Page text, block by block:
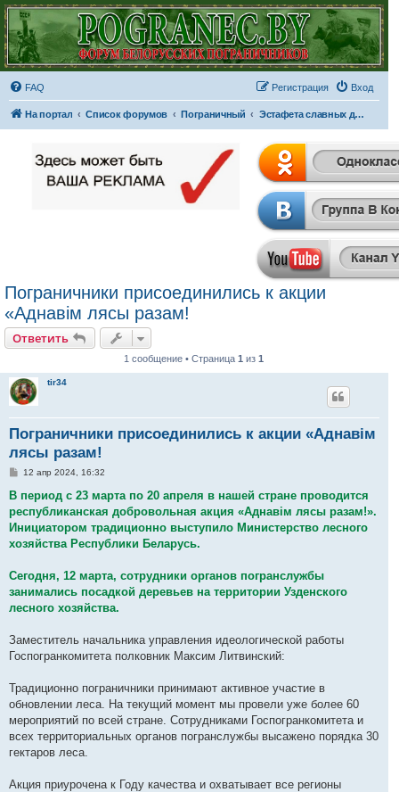
FAQ Вход
Регистрация
На портал Список форумов Пограничный Эстафета славных дел...
Пограничники присоединились к акции
«Аднавім лясы разам!
Ответить
1 сообщение • Страница1 из1
tir34
Пограничники присоединились к акции «Аднавім
лясы разам!
С
о
щ
е
и
12 апр 2024, 16:32
В период с 23 марта по 20 апреля в нашей стране проводится
республиканская добровольная акция «Аднавім лясы разам!».
Инициатором традиционно выступило Министерство лесного
хозяйства Республики Беларусь.
Сегодня, 12 марта, сотрудники органов погранслужбы
занимались посадкой деревьев на территории Узденского
лесного хозяйства.
Заместитель начальника управления идеологической работы
Госпогранкомитета полковник Максим Литвинский:
Традиционно пограничники принимают активное участие в
обновлении леса. На текущий момент мы провели уже более 60
мероприятий по всей стране. Сотрудниками Госпогранкомитета и
всех территориальных органов погранслужбы высажено порядка 30
гектаров леса.
Акция приурочена к Году качества и охватывает все регионы